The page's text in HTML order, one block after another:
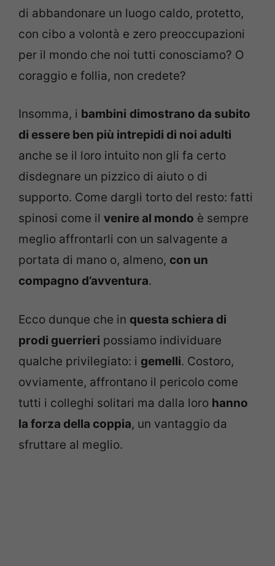
di abbandonare un luogo caldo, protetto,
con cibo a volontà e zero preoccupazioni
per il mondo che noi tutti conosciamo? O
coraggio e follia, non credete?
Insomma, i bambini dimostrano da subito
di essere ben più intrepidi di noi adulti
anche se il loro intuito non gli fa certo
disdegnare un pizzico di aiuto o di
supporto. Come dargli torto del resto: fatti
spinosi come il venire al mondo è sempre
meglio affrontarli con un salvagente a
portata di mano o, almeno, con un
compagno d’avventura.
Ecco dunque che in questa schiera di
prodi guerrieri possiamo individuare
qualche privilegiato: i gemelli. Costoro,
ovviamente, affrontano il pericolo come
tutti i colleghi solitari ma dalla loro hanno
la forza della coppia, un vantaggio da
sfruttare al meglio.